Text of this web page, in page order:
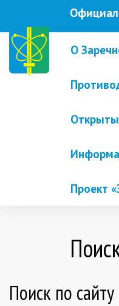
основному
содержанию
О
Проект
Поиск по сайту